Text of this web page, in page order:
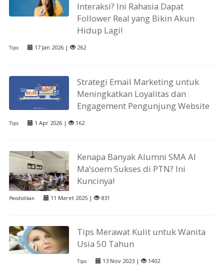
Interaksi? Ini Rahasia Dapat
Follower Real yang Bikin Akun
Hidup Lagi!
Tips 17 Jan 2026 | 262
Strategi Email Marketing untuk
Meningkatkan Loyalitas dan
Engagement Pengunjung Website
Tips 1 Apr 2026 | 162
Kenapa Banyak Alumni SMA Al
Ma’soem Sukses di PTN? Ini
Kuncinya!
Pendidikan 11 Maret 2025 | 831
Tips Merawat Kulit untuk Wanita
Usia 50 Tahun
Tips 13 Nov 2023 | 1402